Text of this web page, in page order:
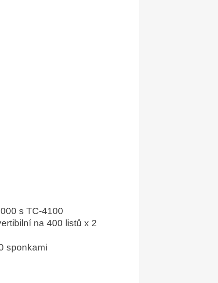
s TC-4100
na 400 listů x 2
sponkami